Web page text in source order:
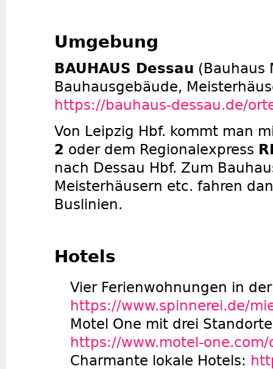
Umgebung
BAUHAUS Dessau (Bauhaus
Bauhausgebäude,
https://bauhaus-dessau.de/
Von Leipzig Hbf. kommt man
2 oder dem Regionalexpress
nach Dessau Hbf. Zum
Meisterhäusern etc. fahren
Buslinien.
Hotels
Vier Ferienwohnungen in
https://www.spinnerei.de/
Motel One mit drei
https://www.motel-
Charmante lokale Hotels: